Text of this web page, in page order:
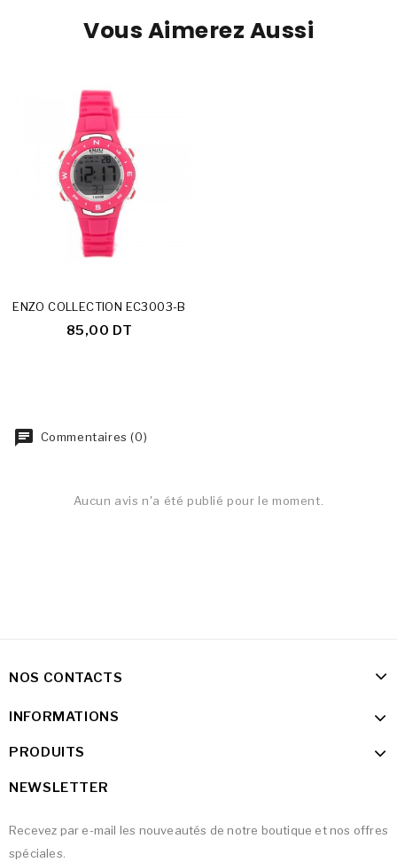
Vous Aimerez Aussi
ENZO COLLECTION EC3003-B
85,00 DT
Commentaires (0)
Aucun avis n'a été publié pour le moment.
NOS CONTACTS
INFORMATIONS
PRODUITS
NEWSLETTER
Recevez par e-mail les nouveautés de notre boutique et nos offres
spéciales.